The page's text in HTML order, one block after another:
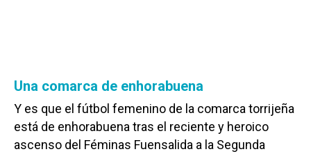
Una comarca de enhorabuena
Y es que el fútbol femenino de la comarca torrijeña
está de enhorabuena tras el reciente y heroico
ascenso del Féminas Fuensalida a la Segunda